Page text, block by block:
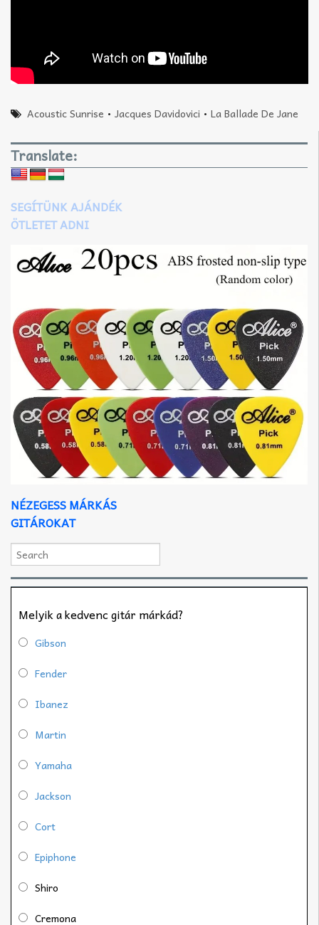
Acoustic Sunrise •Jacques Davidovici •La Ballade De Jane
Translate:
SEGÍTÜNK AJÁNDÉK
ÖTLETET ADNI
NÉZEGESS MÁRKÁS
GITÁROKAT
Melyik a kedvenc gitár márkád?
Gibson
Fender
Ibanez
Martin
Yamaha
Jackson
Cort
Epiphone
Shiro
Cremona